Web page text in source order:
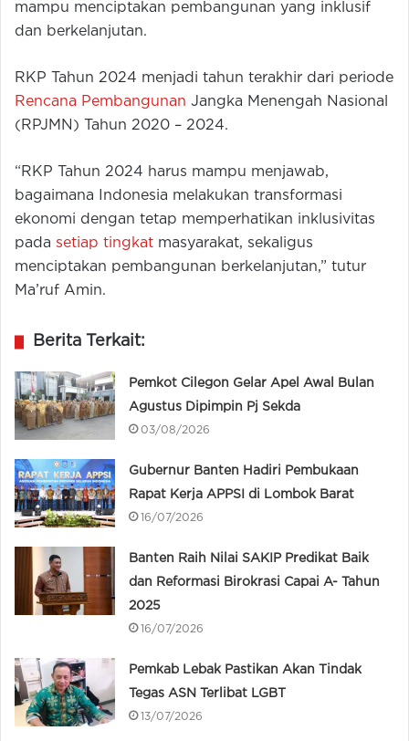
mampu menciptakan pembangunan yang inklusif
dan berkelanjutan.
RKP Tahun 2024 menjadi tahun terakhir dari periode
Rencana Pembangunan Jangka Menengah Nasional
(RPJMN) Tahun 2020 – 2024.
“RKP Tahun 2024 harus mampu menjawab,
bagaimana Indonesia melakukan transformasi
ekonomi dengan tetap memperhatikan inklusivitas
pada setiap tingkat masyarakat, sekaligus
menciptakan pembangunan berkelanjutan,” tutur
Ma’ruf Amin.
Berita Terkait:
Pemkot Cilegon Gelar Apel Awal Bulan
Agustus Dipimpin Pj Sekda
03/08/2026
Gubernur Banten Hadiri Pembukaan
Rapat Kerja APPSI di Lombok Barat
16/07/2026
Banten Raih Nilai SAKIP Predikat Baik
dan Reformasi Birokrasi Capai A- Tahun
2025
16/07/2026
Pemkab Lebak Pastikan Akan Tindak
Tegas ASN Terlibat LGBT
13/07/2026